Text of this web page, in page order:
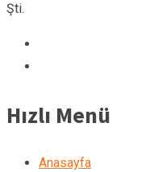
Şti.
Hızlı Menü
Anasayfa